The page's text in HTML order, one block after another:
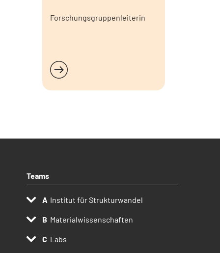
Forschungsgruppenleiterin
Weiterlesen
Teams
Institut für Strukturwandel
Materialwissenschaften
Labs